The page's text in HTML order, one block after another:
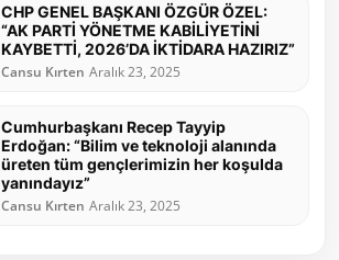
CHP GENEL BAŞKANI ÖZGÜR ÖZEL:
“AK PARTİ YÖNETME KABİLİYETİNİ
KAYBETTİ, 2026’DA İKTİDARA HAZIRIZ”
Cansu Kırten Aralık 23, 2025
Cumhurbaşkanı Recep Tayyip
Erdoğan: “Bilim ve teknoloji alanında
üreten tüm gençlerimizin her koşulda
yanındayız”
Cansu Kırten Aralık 23, 2025